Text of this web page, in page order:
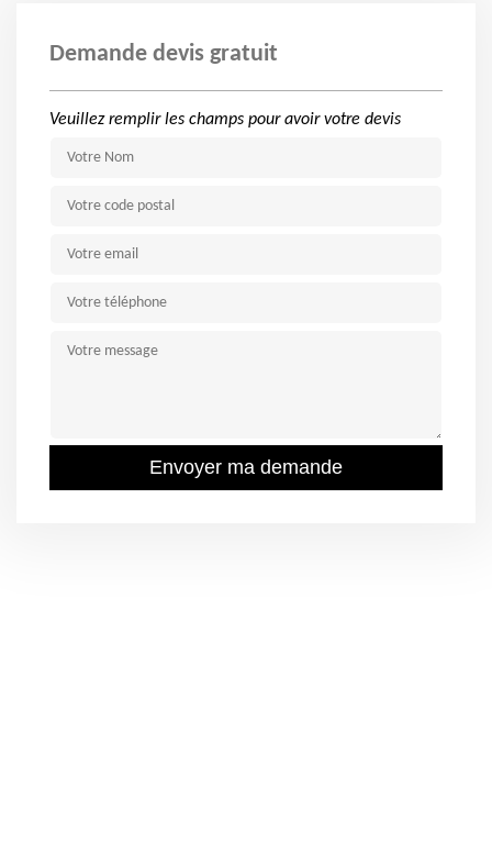
Demande devis gratuit
Veuillez remplir les champs pour avoir votre devis